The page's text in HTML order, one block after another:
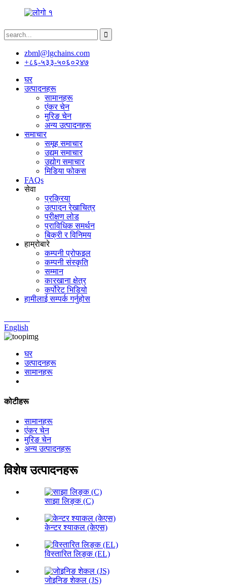
zbml@lgchains.com
+८६-५३३-५०६०२४७
घर
उत्पादनहरू
सामानहरू
एंकर चेन
मुरिङ चेन
अन्य उत्पादनहरू
समाचार
समूह समाचार
उद्यम समाचार
उद्योग समाचार
मिडिया फोकस
FAQs
सेवा
प्रक्रिया
उत्पादन रेखाचित्र
परीक्षण लोड
प्राविधिक समर्थन
बिक्री र विनिमय
हाम्रोबारे
कम्पनी प्रोफइल
कम्पनी संस्कृति
सम्मान
कारखाना क्षेत्र
कर्पोरेट भिडियो
हामीलाई सम्पर्क गर्नुहोस
English
घर
उत्पादनहरू
सामानहरू
कोटीहरू
सामानहरू
एंकर चेन
मुरिङ चेन
अन्य उत्पादनहरू
विशेष उत्पादनहरू
साझा लिङ्क (C)
केन्टर श्याकल (केएस)
विस्तारित लिङ्क (EL)
जोइनिङ शेकल (JS)